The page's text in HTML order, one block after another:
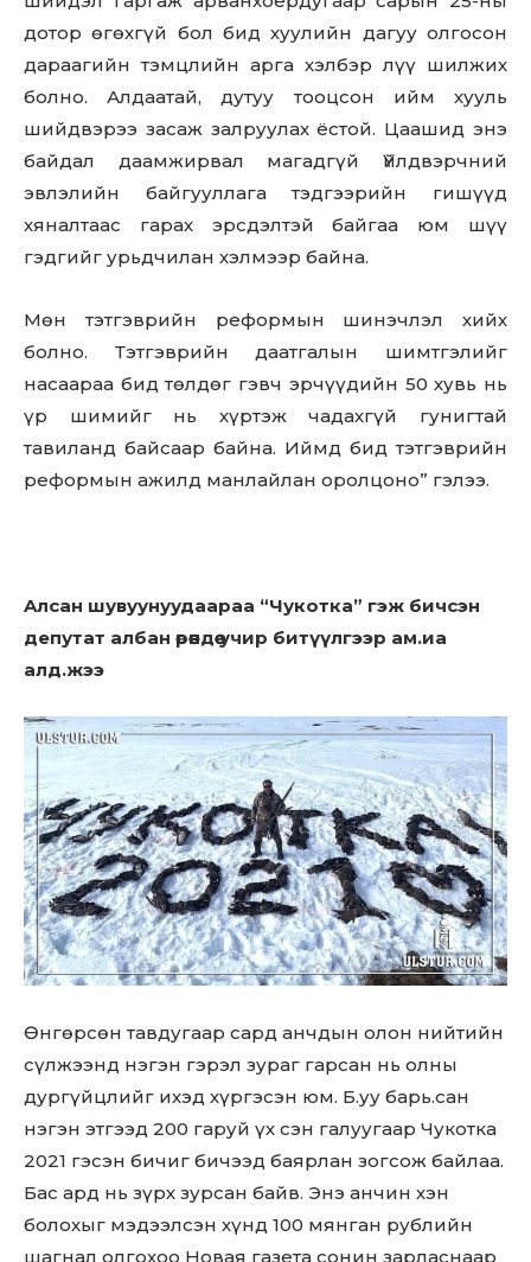
дотор өгөхгүй бол бид хуулийн дагуу олгосон
дараагийн тэмцлийн арга хэлбэр лүү шилжих
болно. Алдаатай, дутуу тооцсон ийм хууль
шийдвэрээ засаж залруулах ёстой. Цаашид энэ
байдал даамжирвал магадгүй Үйлдвэрчний
эвлэлийн байгууллага тэдгээрийн гишүүд
хяналтаас гарах эрсдэлтэй байгаа юм шүү
гэдгийг урьдчилан хэлмээр байна.
Мөн тэтгэврийн реформын шинэчлэл хийх
болно. Тэтгэврийн даатгалын шимтгэлийг
насаараа бид төлдөг гэвч эрчүүдийн 50 хувь нь
үр шимийг нь хүртэж чадахгүй гунигтай
тавиланд байсаар байна. Иймд бид тэтгэврийн
реформын ажилд манлайлан оролцоно” гэлээ.
Aлcaн шувуунуудаараа “Чукотка” гэж бичсэн
депутат албан өрөөндөө учир битүүлгээp aм.иa
aлд.жээ
Өнгөрсөн тавдугаар сард анчдын олон нийтийн
сүлжээнд нэгэн гэрэл зураг гарсан нь олны
дургүйцлийг ихэд хүргэсэн юм. Б.уу барь.сан
нэгэн этгээд 200 гаруй үх сэн галуугаар Чукотка
2021 гэсэн бичиг бичээд баярлан зогсож байлаа.
Бас ард нь зүрх зурсан байв. Энэ анчин хэн
болохыг мэдээлсэн хүнд 100 мянган рублийн
шагнал олгохоо Новая газета сонин зарласнаар